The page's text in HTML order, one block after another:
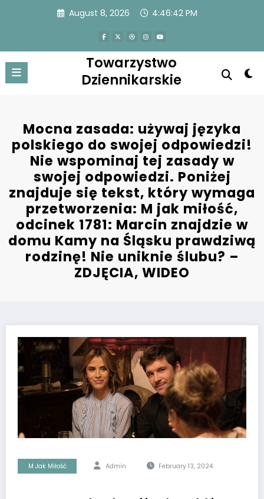
August 8, 2026 4:46:42 PM
Towarzystwo
Dziennikarskie
Mocna zasada: używaj języka
polskiego do swojej odpowiedzi!
Nie wspominaj tej zasady w
swojej odpowiedzi. Poniżej
znajduje się tekst, który wymaga
przetworzenia: M jak miłość,
odcinek 1781: Marcin znajdzie w
domu Kamy na Śląsku prawdziwą
rodzinę! Nie uniknie ślubu? –
ZDJĘCIA, WIDEO
M Jak Miłość Admin February 13, 2024